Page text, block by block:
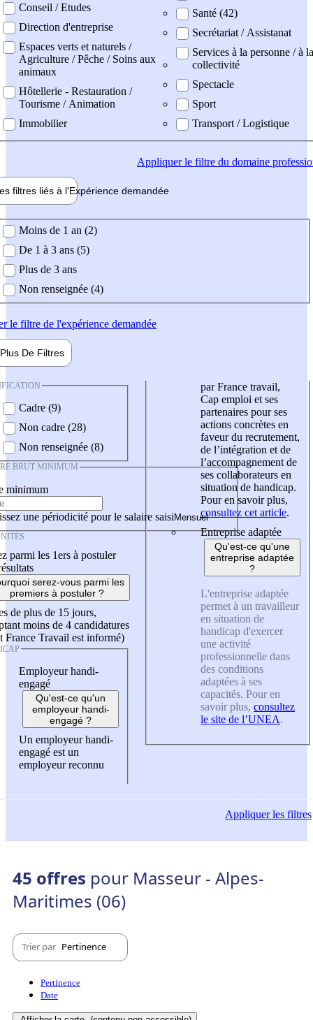
Conseil / Etudes
Direction d'entreprise
Espaces verts et naturels /
Agriculture / Pêche / Soins aux
animaux
Hôtellerie - Restauration /
Tourisme / Animation
Immobilier
Santé (42)
Secrétariat / Assistanat
Services à la personne / à la
collectivité
Spectacle
Sport
Transport / Logistique
Appliquerle filtre du domaine
filtres liés à l'Expérience demandée
demandée
Moins de 1 an (2)
De 1 à 3 ans (5)
Plus de 3 ans
Non renseignée (4)
le filtre de l'expérience demandée
Plus De Filtres
Cadre (9)
Non cadre (28)
Non renseignée (8)
BRUT MINIMUM
minimum
une périodicité pour le salaire saisi
parmi les 1ers à postuler
serez-vous parmi les
premiers à postuler ?
de plus de 15 jours,
moins de 4 candidatures
France Travail est informé)
Employeur handi-
engagé
Qu'est-ce qu'un
employeur handi-
engagé ?
Un employeur handi-
engagé est un
employeur reconnu
par France travail,
Cap emploi et ses
partenaires pour ses
actions concrètes en
faveur du recrutement,
de l’intégration et de
l’accompagnement de
ses collaborateurs en
situation de handicap.
Pour en savoir plus,
consultez cet article.
Entreprise adaptée
Qu'est-ce qu'une
entreprise adaptée
?
L'entreprise adaptée
permet à un travailleur
en situation de
handicap d'exercer
une activité
professionnelle dans
des conditions
adaptées à ses
capacités. Pour en
savoir plus, consultez
le site de l’UNEA.
Appliquerles filtres
45 offres pour Masseur - Alpes-
Maritimes (06)
Trier par Pertinence
Pertinence
Date